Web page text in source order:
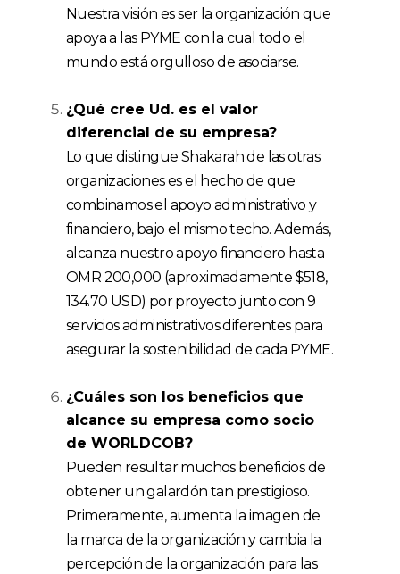
Nuestra visión es ser la organización que
apoya a las PYME con la cual todo el
mundo está orgulloso de asociarse.
¿Qué cree Ud. es el valor
diferencial de su empresa?
Lo que distingue Shakarah de las otras
organizaciones es el hecho de que
combinamos el apoyo administrativo y
financiero, bajo el mismo techo. Además,
alcanza nuestro apoyo financiero hasta
OMR 200,000 (aproximadamente $518,
134.70 USD) por proyecto junto con 9
servicios administrativos diferentes para
asegurar la sostenibilidad de cada PYME.
¿Cuáles son los beneficios que
alcance su empresa como socio
de WORLDCOB?
Pueden resultar muchos beneficios de
obtener un galardón tan prestigioso.
Primeramente, aumenta la imagen de
la marca de la organización y cambia la
percepción de la organización para las